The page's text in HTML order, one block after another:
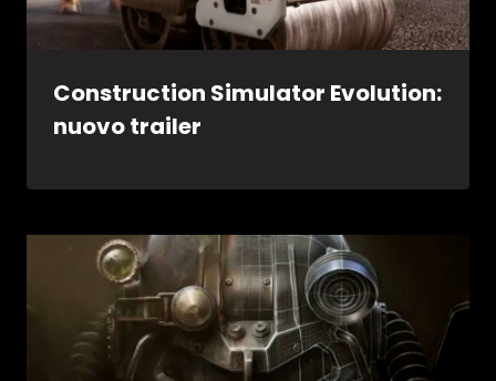
Construction Simulator Evolution:
nuovo trailer